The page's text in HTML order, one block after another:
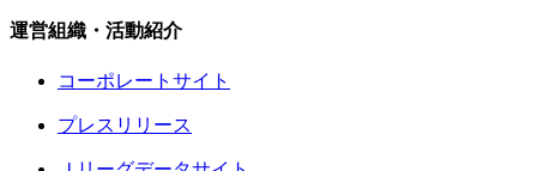
運営組織・活動紹介
コーポレートサイト
プレスリリース